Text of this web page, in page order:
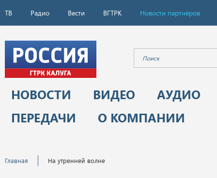
ТВ Радио Вести ВГТРК Новости партнёров
НОВОСТИ ВИДЕО
АУДИО
ПЕРЕДАЧИ
О КОМПАНИИ
Главная На утренней волне